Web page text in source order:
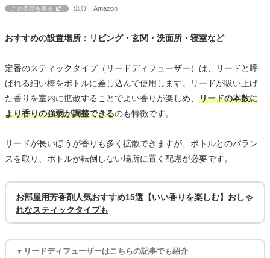
この商品を見る 出典：Amazon
おすすめの設置場所：リビング・玄関・洗面所・寝室など
定番のスティックタイプ（リードディフューザー）は、リードと呼
ばれる細い棒をボトルに差し込んで使用します。リードが吸い上げ
た香りを室内に拡散することでよい香りが楽しめ、 リードの本数に
より香りの強弱が調整できるのも特徴です。
リードが長いほうが香りも多く拡散できますが、ボトルとのバラン
スを取り、ボトルが転倒しない場所に置く配慮が必要です。
お部屋用芳香剤人気おすすめ15選【いい香りを楽しむ】おしゃ
れなスティックタイプも
▼リードディフューザーはこちらの記事でも紹介